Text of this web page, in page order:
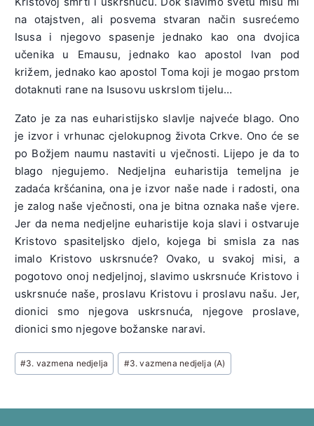
na otajstven, ali posvema stvaran način susrećemo
Isusa i njegovo spasenje jednako kao ona dvojica
učenika u Emausu, jednako kao apostol Ivan pod
križem, jednako kao apostol Toma koji je mogao prstom
dotaknuti rane na Isusovu uskrslom tijelu…
Zato je za nas euharistijsko slavlje najveće blago. Ono
je izvor i vrhunac cjelokupnog života Crkve. Ono će se
po Božjem naumu nastaviti u vječnosti. Lijepo je da to
blago njegujemo. Nedjeljna euharistija temeljna je
zadaća kršćanina, ona je izvor naše nade i radosti, ona
je zalog naše vječnosti, ona je bitna oznaka naše vjere.
Jer da nema nedjeljne euharistije koja slavi i ostvaruje
Kristovo spasiteljsko djelo, kojega bi smisla za nas
imalo Kristovo uskrsnuće? Ovako, u svakoj misi, a
pogotovo onoj nedjeljnoj, slavimo uskrsnuće Kristovo i
uskrsnuće naše, proslavu Kristovu i proslavu našu. Jer,
dionici smo njegova uskrsnuća, njegove proslave,
dionici smo njegove božanske naravi.
Post
Tags:
#3. vazmena nedjelja #3. vazmena nedjelja (A)